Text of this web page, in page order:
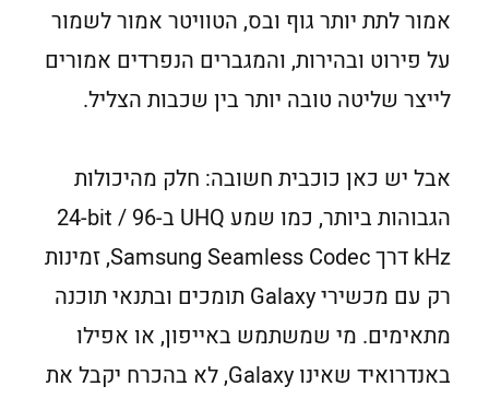
אמור לתת יותר גוף ובס, הטוויטר אמור לשמור
על פירוט ובהירות, והמגברים הנפרדים אמורים
לייצר שליטה טובה יותר בין שכבות הצליל.
אבל יש כאן כוכבית חשובה: חלק מהיכולות
הגבוהות ביותר, כמו שמע UHQ ב-‎24-bit / 96
kHz דרך Samsung Seamless Codec, זמינות
רק עם מכשירי Galaxy תומכים ובתנאי תוכנה
מתאימים. מי שמשתמש באייפון, או אפילו
באנדרואיד שאינו Galaxy, לא בהכרח יקבל את